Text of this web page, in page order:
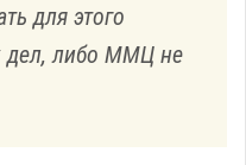
для этого
дел, либо ММЦ не